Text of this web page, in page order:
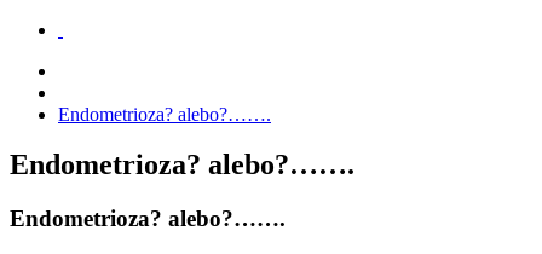
Endometrioza? alebo?…….
Endometrioza? alebo?…….
Endometrioza? alebo?…….